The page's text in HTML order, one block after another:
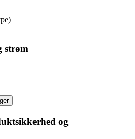
strøm
og